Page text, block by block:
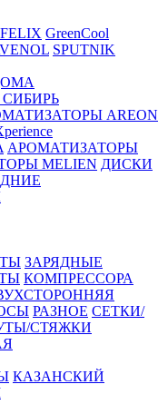
FELIX GreenCool
SPUTNIK
AREON
АРОМАТИЗАТОРЫ
MELIEN ДИСКИ
ЗАРЯДНЫЕ
КОМПРЕССОРА
РАЗНОЕ СЕТКИ/
СТЯЖКИ
КАЗАНСКИЙ